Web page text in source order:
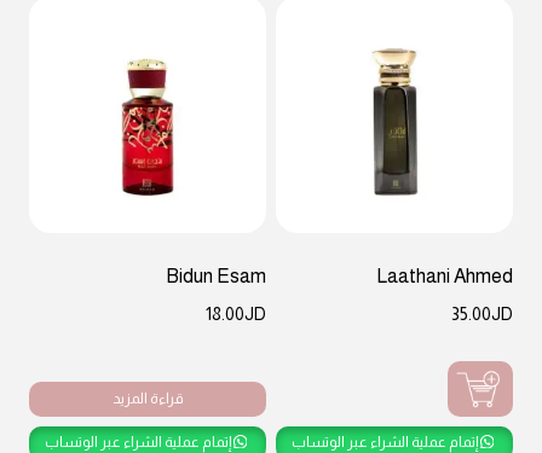
Laathani Ahmed
JD
35.00
إتمام عملية الشراء عبر الوتساب
Bidun Esam
JD
18.00
قراءة المزيد
إتمام عملية الشراء عبر الوتساب